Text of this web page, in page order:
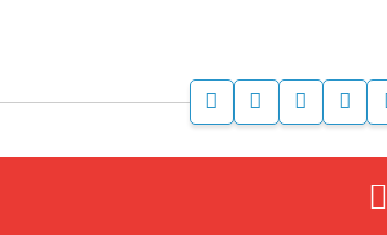
C
E
C
E
T
M
E
N
A
L